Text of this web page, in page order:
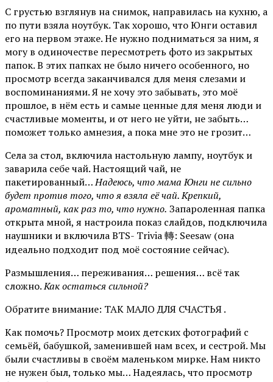
С грустью взглянув на снимок, направилась на кухню, а
по пути взяла ноутбук. Так хорошо, что Юнги оставил
его на первом этаже. Не нужно подниматься за ним, я
могу в одиночестве пересмотреть фото из закрытых
папок. В этих папках не было ничего особенного, но
просмотр всегда заканчивался для меня слезами и
воспоминаниями. Я не хочу это забывать, это моё
прошлое, в нём есть и самые ценные для меня люди и
счастливые моменты, и от него не уйти, не забыть…
поможет только амнезия, а пока мне это не грозит…
Села за стол, включила настольную лампу, ноутбук и
заварила себе чай. Настоящий чай, не
пакетированный…Надеюсь, что мама Юнги не сильно
будет против того, что я взяла её чай. Крепкий,
ароматный, как раз то, что нужно. Запароленная папка
открыта мной, я настроила показ слайдов, подключила
наушники и включила BTS- Trivia 轉: Seesaw (она
идеально подходит под моё состояние сейчас).
Размышления… переживания… решения… всё так
сложно.Как остаться сильной?
Обратите внимание: ТАК МАЛО ДЛЯ СЧАСТЬЯ .
Как помочь? Просмотр моих детских фотографий с
семьёй, бабушкой, заменившей нам всех, и сестрой. Мы
были счастливы в своём маленьком мирке. Нам никто
не нужен был, только мы… Надеялась, что просмотр